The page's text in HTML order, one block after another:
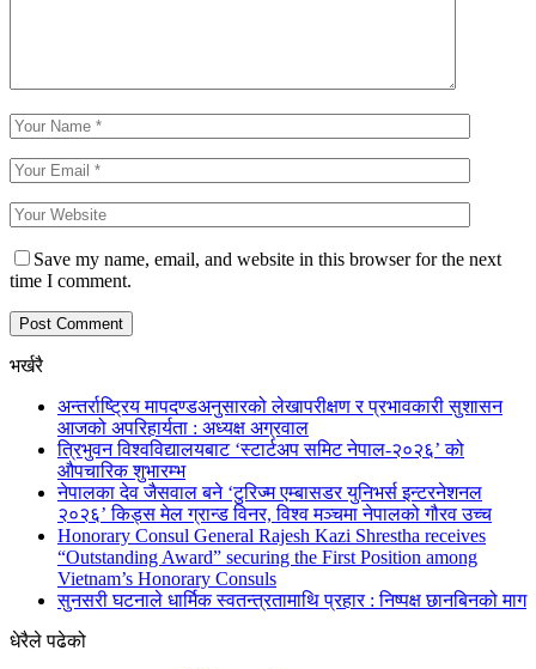
Save my name, email, and website in this browser for the next
time I comment.
भर्खरै
अन्तर्राष्ट्रिय मापदण्डअनुसारको लेखापरीक्षण र प्रभावकारी सुशासन
आजको अपरिहार्यता : अध्यक्ष अग्रवाल
त्रिभुवन विश्वविद्यालयबाट ‘स्टार्टअप समिट नेपाल-२०२६’ को
औपचारिक शुभारम्भ
नेपालका देव जैसवाल बने ‘टुरिज्म एम्बासडर युनिभर्स इन्टरनेशनल
२०२६’ किड्स मेल ग्रान्ड विनर, विश्व मञ्चमा नेपालको गौरव उच्च
Honorary Consul General Rajesh Kazi Shrestha receives
“Outstanding Award” securing the First Position among
Vietnam’s Honorary Consuls
सुनसरी घटनाले धार्मिक स्वतन्त्रतामाथि प्रहार : निष्पक्ष छानबिनको माग
धेरैले पढेको